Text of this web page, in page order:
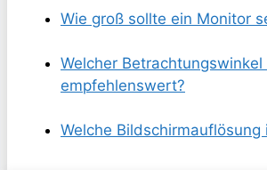
Wie groß sollte ein Monitor
Welcher Betrachtungswinkel
empfehlenswert?
Welche Bildschirmauflösung